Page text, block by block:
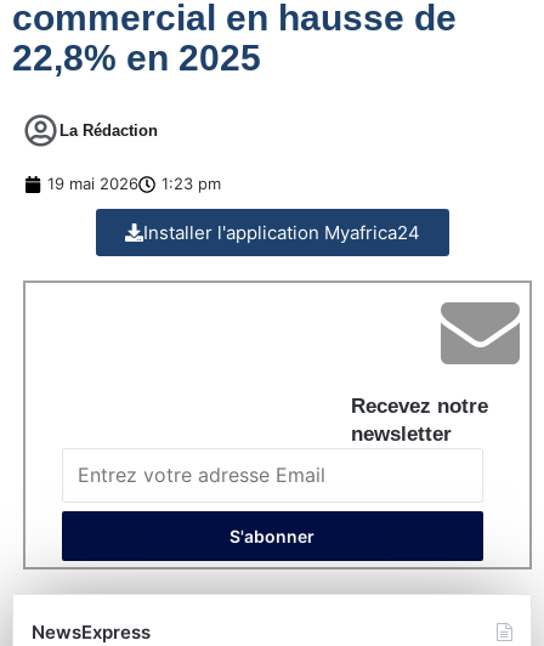
commercial en hausse de
22,8% en 2025
La Rédaction
19 mai 2026 1:23 pm
Installer l'application Myafrica24
Recevez notre
newsletter
NewsExpress